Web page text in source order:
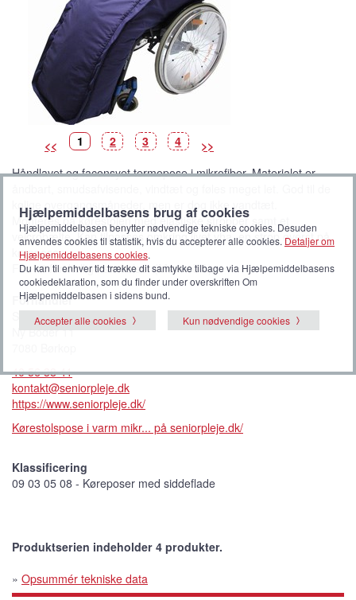
<< >>
B
i
e
1V
s
t
l
e
d
e
)
B
i
e
2 B
i
e
3 B
i
e
4
Håndlavet og faconsyet termopose i mikrofiber. Materialet er
kølige overgangsmåneder, men er dog ikke vandtæt.
Monteres på kørestolen med elastiske stropper samt et
velcrobælte. Kan tilpasses omkring livet vha. en strop øverst på
køreposen.
Fås i 4 forskellige størrelser (Marineblå).
Forhandler
SENIORPLEJE
Ny Boder 11
40 56 38 41
kontakt@seniorpleje.dk
https://www.seniorpleje.dk/
Kørestolspose i varm mikr... på seniorpleje.dk/
Klassificering
09 03 05 08 - Køreposer med siddeflade
Produktserien indeholder 4 produkter.
» Opsummér tekniske data
Hjælpemiddelbasens brug af cookies
Hjælpemiddelbasen benytter nødvendige tekniske cookies. Desuden
anvendes cookies til statistik, hvis du accepterer alle cookies. Detaljer om
Hjælpemiddelbasens cookies.
Du kan til enhver tid trække dit samtykke tilbage via Hjælpemiddelbasens
cookiedeklaration, som du finder under overskriften Om
Hjælpemiddelbasen i sidens bund.
Accepter alle cookies
Kun nødvendige cookies